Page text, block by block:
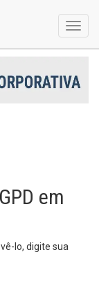
em
lo, digite sua